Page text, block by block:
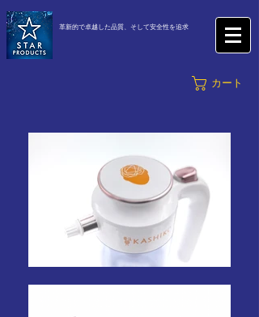
革新的で卓越した品質、そして安全性を追求
カート